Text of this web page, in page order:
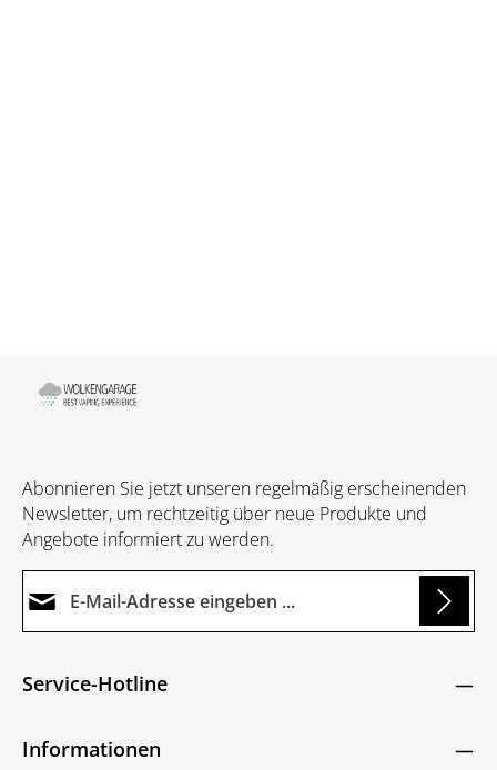
Abonnieren Sie jetzt unseren regelmäßig erscheinenden
Newsletter, um rechtzeitig über neue Produkte und
Angebote informiert zu werden.
Ich habe dieDatenschutzbestimmungen
bin mit ihnen einverstanden.
Zeichen ein*
Die mit einem Stern (*) markierten Felder sind
Service-Hotline
Informationen